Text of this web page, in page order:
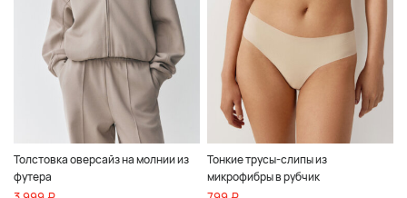
Толстовка оверсайз на молнии из
футера
Тонкие трусы-слипы из
микрофибры в рубчик